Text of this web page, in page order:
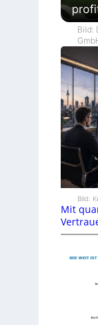
Bild:
Bild:
Mit